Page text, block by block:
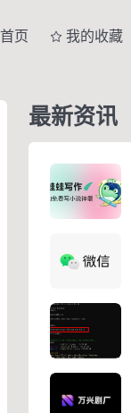
首页
我的收藏
最新资讯